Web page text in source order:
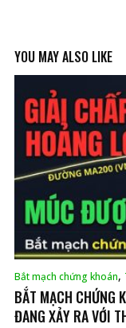
YOU MAY ALSO LIKE
Bắt mạch chứng khoán,
BẮT MẠCH CHỨNG
ĐANG XẢY RA VỚI